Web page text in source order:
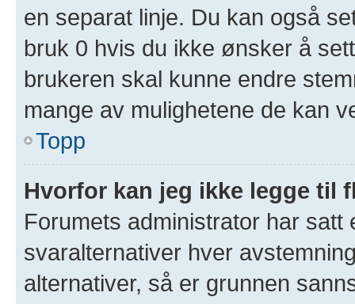
en separat linje. Du kan også
bruk 0 hvis du ikke ønsker å
brukeren skal kunne endre
mange av mulighetene de kan
Topp
Hvorfor kan jeg ikke legge til
Forumets administrator har satt
svaralternativer hver
alternativer, så er grunnen